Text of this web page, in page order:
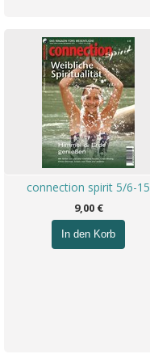
connection spirit 5/6-15
9,00 €
In den Korb